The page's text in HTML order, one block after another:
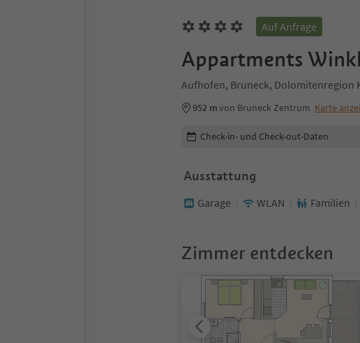
Auf Anfrage
Appartments
Aufhofen, Bruneck, Dolomitenregion
952 mvon Bruneck Zentrum Karte
Buchungsdetails bearbeiten
Check-in- und Check-out-Daten
Ausstattung
Garage WLAN Familien
Zimmer entdecken